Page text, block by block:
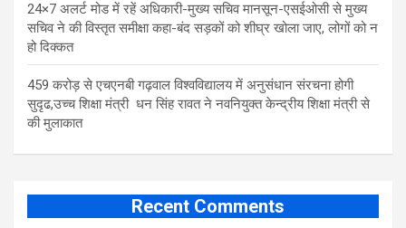
24×7 अलर्ट मोड में रहें अधिकारी-मुख्य सचिव मानसून-एसईओसी से मुख्य
सचिव ने की विस्तृत समीक्षा कहा-बंद सड़कों को शीघ्र खोला जाए, लोगों को न
हो दिक्कत
459 करोड़ से एचएनबी गढ़वाल विश्वविद्यालय में अनुसंधान संरचना होगी
सुदृढ,उच्च शिक्षा मंत्री धन सिंह रावत ने नवनियुक्त केन्द्रीय शिक्षा मंत्री से
की मुलाकात
Recent Comments